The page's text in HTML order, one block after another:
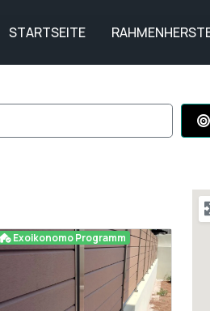
STARTSEITE
Exoikonomo Programm